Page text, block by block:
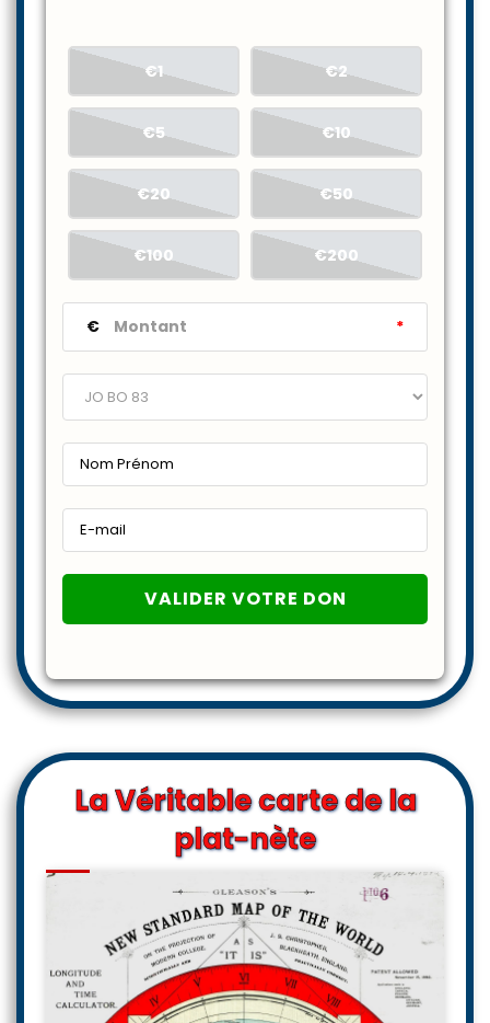
€1 €2
€5 €10
€20 €50
€100 €200
€ *
La Véritable carte de la
plat-nète